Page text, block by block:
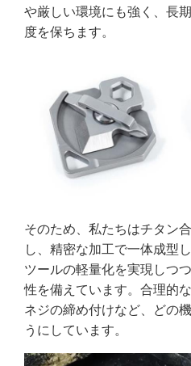
や厳しい環境にも強く、長
度を保ちます。
そのため、私たちはチタン
し、精密な加工で一体成型
ツールの軽量化を実現しつ
性を備えています。合理的
ネジの締め付けなど、どの
うにしています。